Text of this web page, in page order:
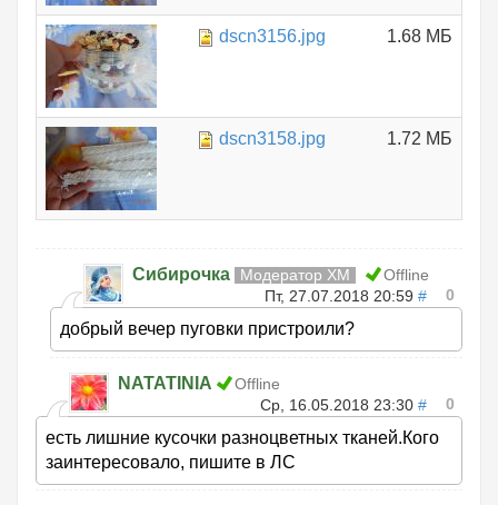
dscn3156.jpg 1.68 МБ
dscn3158.jpg 1.72 МБ
Сибирочка Модератор ХМ
Offline
Пт, 27.07.2018 20:59 # 0
добрый вечер пуговки пристроили?
NATATINIA
Offline
Ср, 16.05.2018 23:30 # 0
есть лишние кусочки разноцветных тканей.Кого
заинтересовало, пишите в ЛС